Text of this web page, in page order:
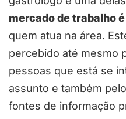
mercado de trabalho
quem atua na área.
percebido até mesmo
pessoas que está se
assunto e também
fontes de informação